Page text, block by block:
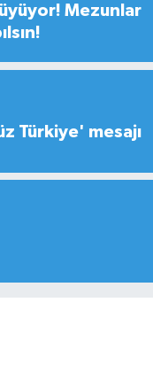
Mezunlar
Türkiye' mesajı